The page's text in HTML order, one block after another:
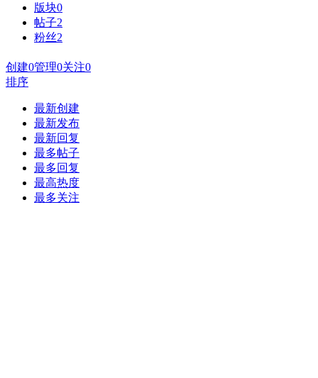
版块0
帖子2
粉丝2
创建0管理0关注0
排序
最新创建
最新发布
最新回复
最多帖子
最多回复
最高热度
最多关注